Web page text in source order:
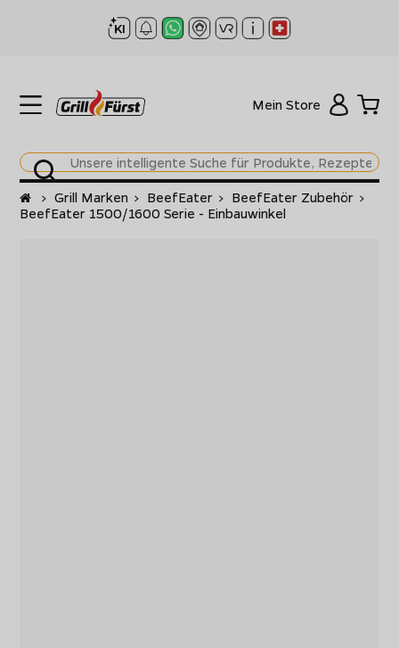
Mein Store
Startseite
> Grill Marken > BeefEater > BeefEater Zubehör >
BeefEater 1500/1600 Serie - Einbauwinkel